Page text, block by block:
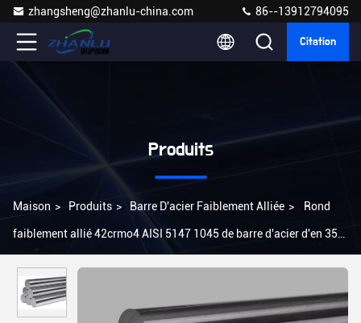
zhangsheng@zhanlu-china.com 86--13912794095
Citation
Produits
Maison > Produits > Barre D'acier Faiblement Alliée > Rond
faiblement allié 42crmo4 AISI 5147 1045 de barre d'acier d'en 353